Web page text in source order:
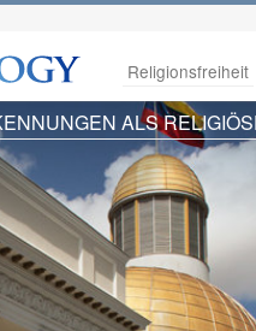
Religionsfreiheit
ALS